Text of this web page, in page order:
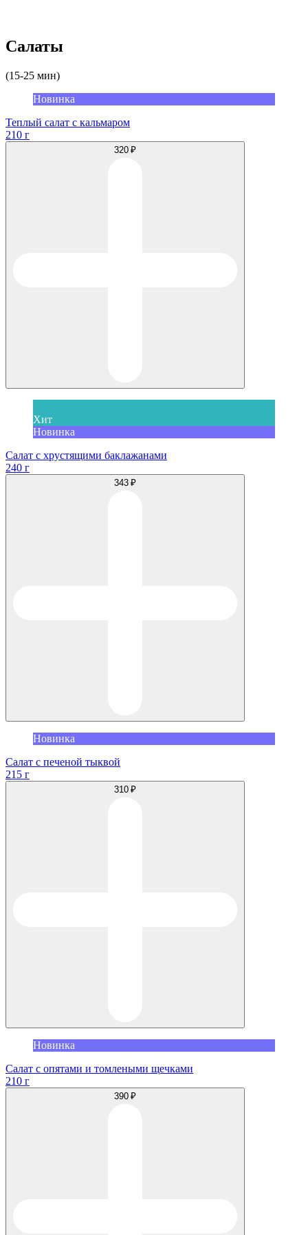
Салаты
(15-25 мин)
Новинка
Теплый салат с кальмаром
210 г
320 ₽
Хит
Новинка
Салат с хрустящими баклажанами
240 г
343 ₽
Новинка
Салат с печеной тыквой
215 г
310 ₽
Новинка
Салат с опятами и томлеными щечками
210 г
390 ₽